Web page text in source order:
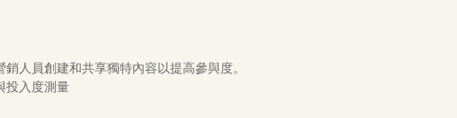
銷人員創建和共享獨特內容以提高參與度。
投入度測量